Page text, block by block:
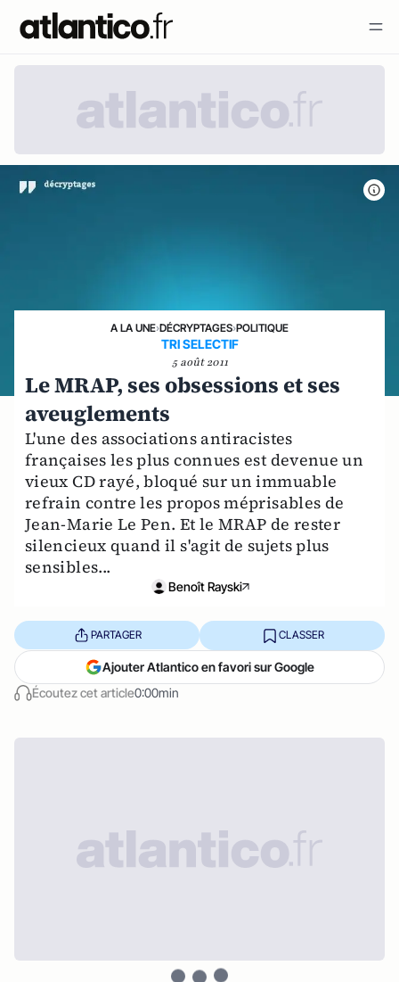
A LA UNE›DÉCRYPTAGES›POLITIQUE
TRI SELECTIF
5 août 2011
Le MRAP, ses obsessions et ses
aveuglements
L'une des associations antiracistes
françaises les plus connues est devenue un
vieux CD rayé, bloqué sur un immuable
refrain contre les propos méprisables de
Jean-Marie Le Pen. Et le MRAP de rester
silencieux quand il s'agit de sujets plus
sensibles...
Benoît Rayski
Écoutez cet article0:00min
PARTAGER CLASSER
Ajouter Atlantico en favori sur Google